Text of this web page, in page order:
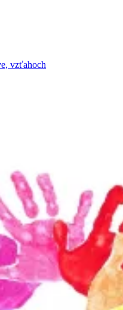
vzťahoch